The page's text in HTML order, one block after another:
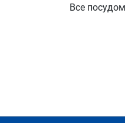
Все